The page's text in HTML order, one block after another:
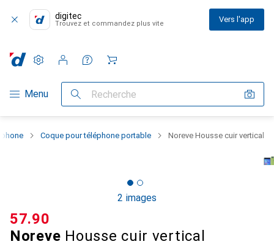
digitec
Trouvez et commandez plus vite Vers l'app
Navigation par catégorie
Menu Recherche
Paramètres
Compte client
Listes de comparaison
Listes d'envies
Panier
Coque pour téléphone portable Noreve Housse cuir vertical
2 images
Noreve Housse cuir vertical
CHF
57.90